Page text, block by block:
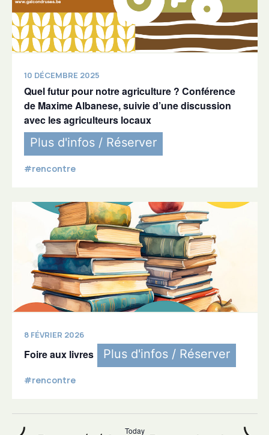
10 DÉCEMBRE 2025
Quel futur pour notre agriculture ? Conférence
de Maxime Albanese, suivie d’une discussion
avec les agriculteurs locaux
Plus d'infos / Réserver
#rencontre
8 FÉVRIER 2026
Foire aux livres Plus d'infos / Réserver
#rencontre
Today